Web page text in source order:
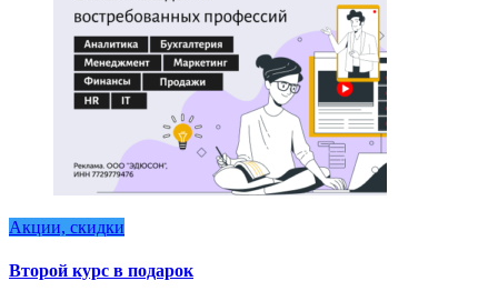
Акции, скидки
Второй курс в подарок